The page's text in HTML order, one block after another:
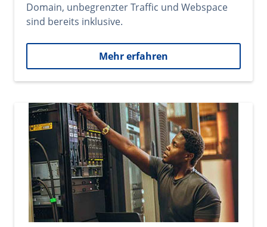
Domain, unbegrenzter Traffic und Webspace
sind bereits inklusive.
Mehr erfahren